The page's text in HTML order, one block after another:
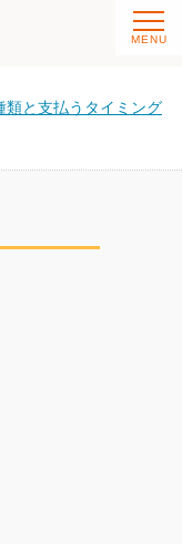
類と支払うタイミング